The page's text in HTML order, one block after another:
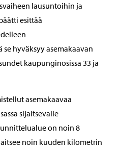
lausuntoihin ja
esittää
hyväksyy asemakaavan
kaupunginosissa 33 ja
asemakaavaa
sijaitsevalle
on noin 8
noin kuuden kilometrin